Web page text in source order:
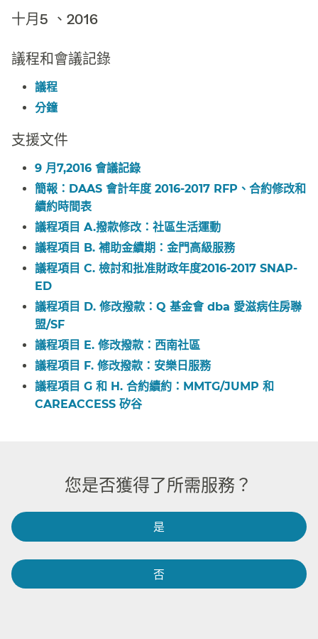
十月5 、2016​​
議程和會議記錄​​
議程​​
分鐘​​
支援文件​​
9 月7,2016 會議記錄​​
簡報：DAAS 會計年度 2016-2017 RFP、合約修改和
續約時間表​​
議程項目 A.撥款修改：社區生活運動​​
議程項目 B. 補助金續期：金門高級服務​​
議程項目 C. 檢討和批准財政年度2016-2017 SNAP-
ED​​
議程項目 D. 修改撥款：Q 基金會 dba 愛滋病住房聯
盟/SF​​
議程項目 E. 修改撥款：西南社區​​
議程項目 F. 修改撥款：安樂日服務​​
議程項目 G 和 H. 合約續約：MMTG/JUMP 和
CAREACCESS 矽谷​​
您是否獲得了所需服務？​​
是​​
否​​